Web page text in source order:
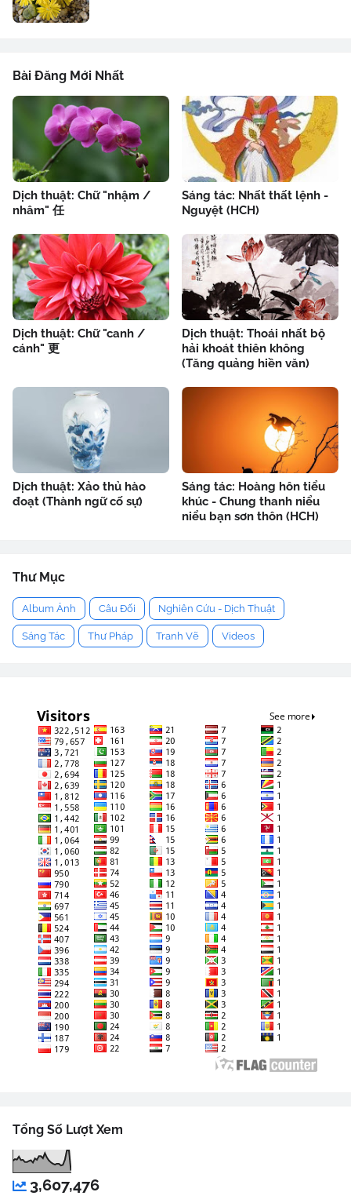
Bài Đăng Mới Nhất
Dịch thuật: Chữ "nhậm /
nhâm" 任
Sáng tác: Nhất thất lệnh -
Nguyệt (HCH)
Dịch thuật: Chữ "canh /
cánh" 更
Dịch thuật: Thoái nhất bộ
hải khoát thiên không
(Tăng quảng hiền văn)
Dịch thuật: Xảo thủ hào
đoạt (Thành ngữ cố sự)
Sáng tác: Hoàng hôn tiểu
khúc - Chung thanh niểu
niểu bạn sơn thôn (HCH)
Thư Mục
Album Ảnh Câu Đối Nghiên Cứu - Dịch Thuật
Sáng Tác Thư Pháp Tranh Vẽ Videos
Tổng Số Lượt Xem
3,607,476